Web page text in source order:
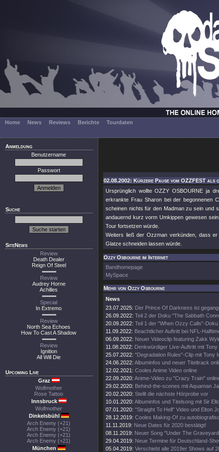
Home News Reviews Berichte Tourdaten
Anmeldung
Benutzername
Passwort
Suche
SiteNews
Review
Death Dealer
Reign Of Steel
Review
Audrey Horne
Achilles
Special
In Extremo
Review
North Sea Echoes
How To Cast A Shadow
Review
Ignition
All Will Die
Upcoming Live
Graz
Wolfmother
Rose Tattoo
Innsbruck
Wolfmother
Dinkelsbühl
Arch Enemy (+21)
Arch Enemy (+21)
Arch Enemy (+21)
Arch Enemy (+21)
München
02.08.2002: Kürzere Pause vom OZZFEST als
Ursprünglich wollte OZZY OSBOURNE ja
erkrankte Frau Sharon bei der begonnenen
scheinen nichts für den Madman zu sein und
andauernd kurz vorm Umkippen gewesen
Tour fortsetzen würde.
Weiters ließ der Ozzman verkünden, dass
Glatze schneiden lassen würde.
Ozzy Osbourne im Internet
Bandhomepage
MySpace
Mehr von Ozzy Osbourne
News
23.07.2025: Der Prince Of Darkness ist
26.09.2022: Teil 2 der Doku "The Sabbath
20.09.2022: Teil 1 der "When Ozzy Calls"-Doku
11.09.2022: Beachtlicher Auftritt bei NFL-
06.09.2022: Neuer Videoclip featuring Zakk
11.08.2022: Denkwürdiger Live-Auftritt mit Tony
25.07.2022: "Degradation Rules"-Clip mit Tony
24.06.2022: Albuminfos und neuer Titeltrack
12.02.2021: Cooles Anime Video online
22.09.2020: Anime-Video zu "Crazy Train"
29.02.2020: Behind-the-scenes mit Aquaman
20.02.2020: Stellt die nächste Hörprobe vor
10.01.2020: Albuminfos und Titelsong mit Sir
07.01.2020: "Straight To Hell" Video und Elton
28.12.2019: Cooles Making-Of zu
11.11.2019: Neue Dates für 2020 bestätigt!
08.11.2019: Neuer Song "Under The
29.04.2019: Neue Termine für Deutschland-
05.04.2019: Verschiebt alle 2019er Shows auf